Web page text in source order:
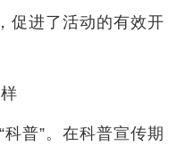
促进了活动的有效开
科普”。在科普宣传期